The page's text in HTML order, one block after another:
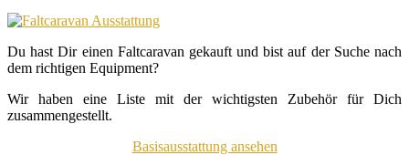
Du hast Dir einen Faltcaravan gekauft und bist auf der Suche nach
dem richtigen Equipment?
Wir haben eine Liste mit der wichtigsten Zubehör für Dich
zusammengestellt.
Basisausstattung ansehen